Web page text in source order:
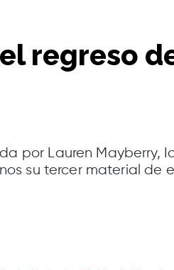
el regreso
por Lauren Mayberry,
su tercer material de